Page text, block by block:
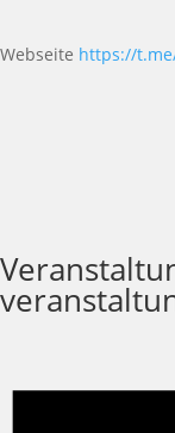
Webseite https://